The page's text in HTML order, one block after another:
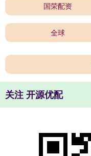
国荣配资
全球
关注 开源优配